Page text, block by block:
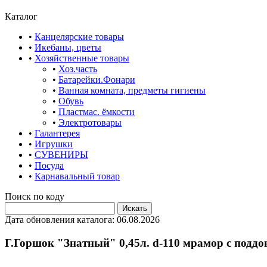
Каталог
• Канцелярские товары
• Икебаны, цветы
• Хозяйственные товары
• Хоз.часть
• Батарейки.Фонари
• Ванная комната, предметы гигиены
• Обувь
• Пластмас. ёмкости
• Электротовары
• Галантерея
• Игрушки
• СУВЕНИРЫ
• Посуда
• Карнавальный товар
Поиск по коду
Дата обновления каталога: 06.08.2026
Г.Горшок "Знатный" 0,45л. d-110 мрамор с